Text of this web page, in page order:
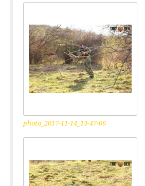
photo_2017-11-14_13-47-06